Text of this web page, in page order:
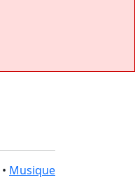
• Musique